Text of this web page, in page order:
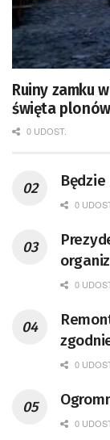
Ruiny zamku
święta plonów
0 UDOST.
0
0
0
0